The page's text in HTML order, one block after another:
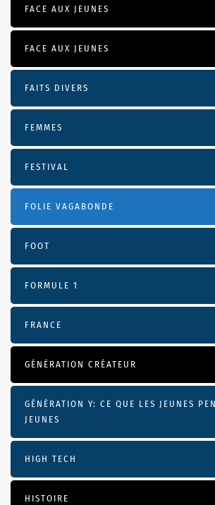
FACE AUX JEUNES
FACE AUX JEUNES
FAITS DIVERS
FEMMES
FESTIVAL
FOLIE VAGABONDE
FOOT
FORMULE 1
FRANCE
GÉNÉRATION CRÉATEUR
GÉNÉRATION Y: CE QUE LES JEUNES
JEUNES
HIGH TECH
HISTOIRE